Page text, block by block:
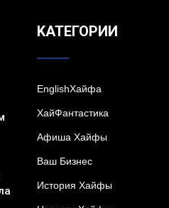
KАТЕГОРИИ
EnglishХайфа
XайФантастика
Афиша Хайфы
Ваш Бизнес
История Хайфы